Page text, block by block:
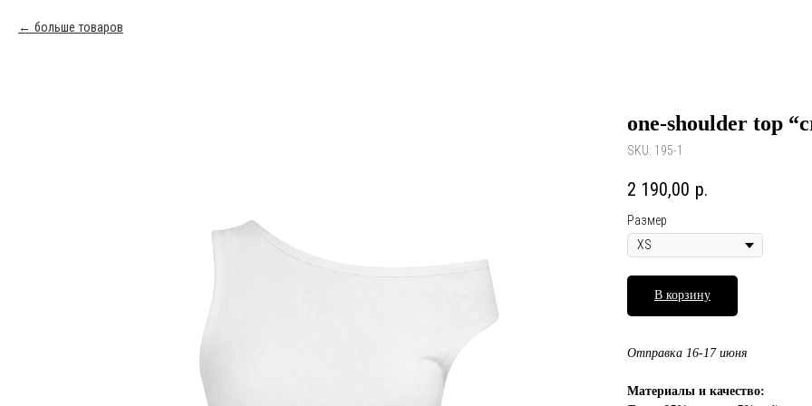
больше товаров
one-shoulder top
SKU: 195-1
2 190,00 р.
Размер
В корзину
Отправка 16-17 июня
Материалы и качество: